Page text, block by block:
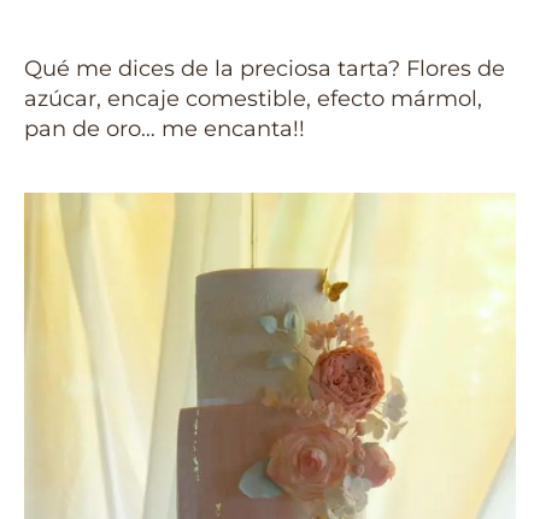
Qué me dices de la preciosa tarta? Flores de
azúcar, encaje comestible, efecto mármol,
pan de oro… me encanta!!